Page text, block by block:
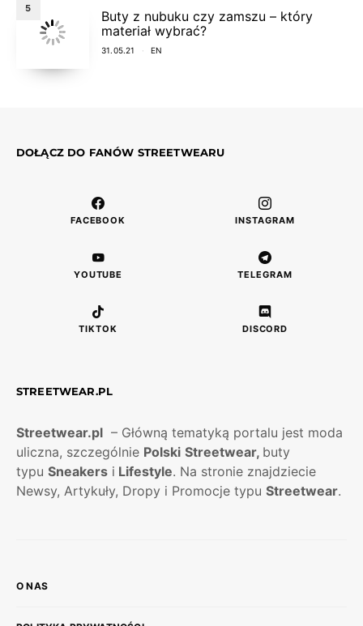
5
Buty z nubuku czy zamszu – który
materiał wybrać?
31.05.21 EN
DOŁĄCZ DO FANÓW STREETWEARU
FACEBOOK INSTAGRAM
YOUTUBE TELEGRAM
TIKTOK DISCORD
STREETWEAR.PL
Streetwear.pl – Główną tematyką portalu jest moda
uliczna, szczególnie Polski Streetwear, buty
typu Sneakers i Lifestyle. Na stronie znajdziecie
Newsy, Artykuły, Dropy i Promocje typu Streetwear.
O NAS